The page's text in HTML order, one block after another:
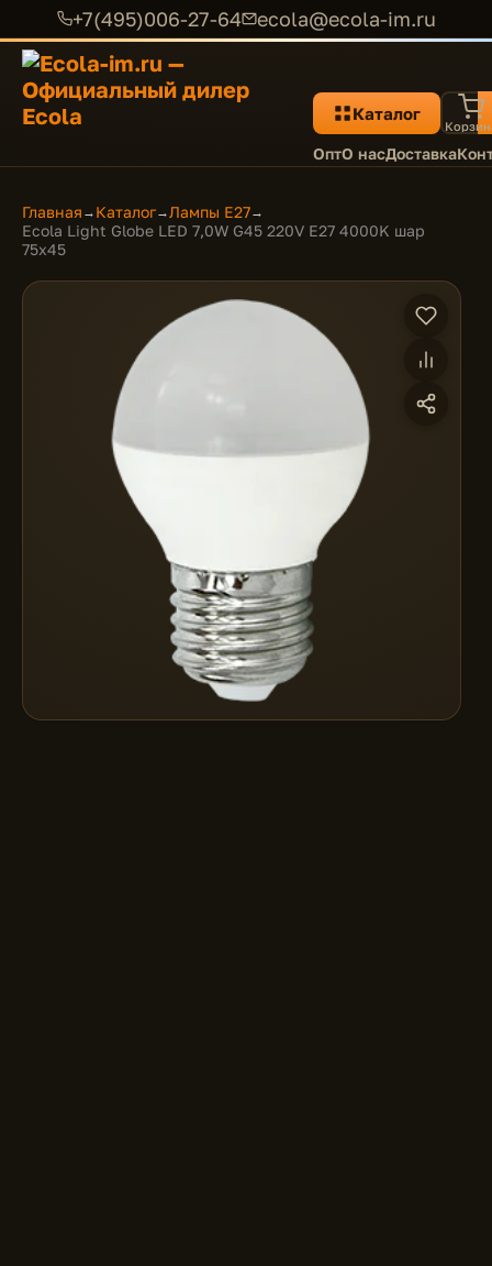
+7(495)006-27-64 ecola@ecola-im.ru
Каталог
ОптО насДоставка
Главная → Каталог→Лампы E27→
Ecola Light Globe LED 7,0W G45 220V E27 4000K шар
75x45